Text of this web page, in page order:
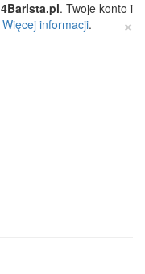
4Barista.pl. Twoje konto i
Więcej informacji. ×